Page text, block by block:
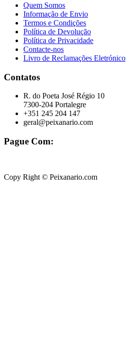
Quem Somos
Informação de Envio
Termos e Condições
Política de Devolução
Política de Privacidade
Contacte-nos
Livro de Reclamações Eletrónico
Contatos
R. do Poeta José Régio 10
7300-204 Portalegre
+351 245 204 147
geral@peixanario.com
Pague Com:
Copy Right © Peixanario.com